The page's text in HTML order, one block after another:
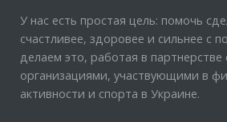
У нас есть простая цель: помочь
счастливее, здоровее и сильнее с
делаем это, работая в
организациями, участвующими в
активности и спорта в Украине.